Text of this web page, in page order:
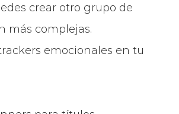
crear otro grupo de
más complejas.
emocionales en tu